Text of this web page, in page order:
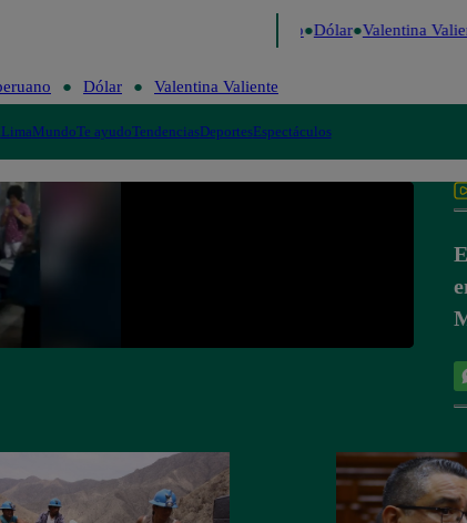
Dólar Valentina
Dólar Valentina Valiente
LimaMundoTe ayudoTendenciasDeportesEspectáculos